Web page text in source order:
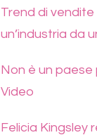
Trend di
un’industria da
Non è un paese
Video
Felicia Kingsley